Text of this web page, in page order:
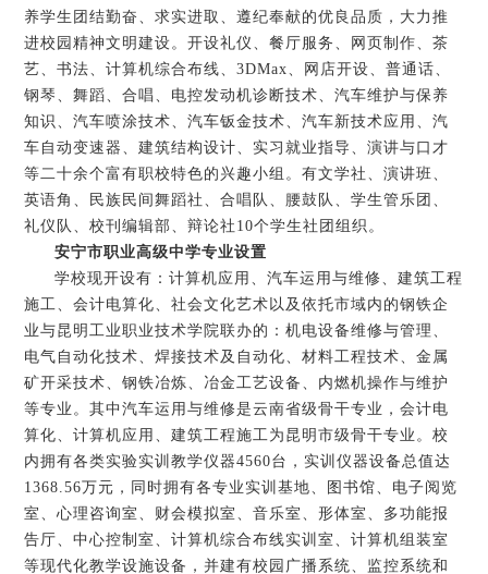
养学生团结勤奋、求实进取、遵纪奉献的优良品质，大力推
进校园精神文明建设。开设礼仪、餐厅服务、网页制作、茶
艺、书法、计算机综合布线、3DMax、网店开设、普通话、
钢琴、舞蹈、合唱、电控发动机诊断技术、汽车维护与保养
知识、汽车喷涂技术、汽车钣金技术、汽车新技术应用、汽
车自动变速器、建筑结构设计、实习就业指导、演讲与口才
等二十余个富有职校特色的兴趣小组。有文学社、演讲班、
英语角、民族民间舞蹈社、合唱队、腰鼓队、学生管乐团、
礼仪队、校刊编辑部、辩论社10个学生社团组织。
安宁市职业高级中学专业设置
学校现开设有：计算机应用、汽车运用与维修、建筑工程
施工、会计电算化、社会文化艺术以及依托市域内的钢铁企
业与昆明工业职业技术学院联办的：机电设备维修与管理、
电气自动化技术、焊接技术及自动化、材料工程技术、金属
矿开采技术、钢铁冶炼、冶金工艺设备、内燃机操作与维护
等专业。其中汽车运用与维修是云南省级骨干专业，会计电
算化、计算机应用、建筑工程施工为昆明市级骨干专业。校
内拥有各类实验实训教学仪器4560台，实训仪器设备总值达
1368.56万元，同时拥有各专业实训基地、图书馆、电子阅览
室、心理咨询室、财会模拟室、音乐室、形体室、多功能报
告厅、中心控制室、计算机综合布线实训室、计算机组装室
等现代化教学设施设备，并建有校园广播系统、监控系统和